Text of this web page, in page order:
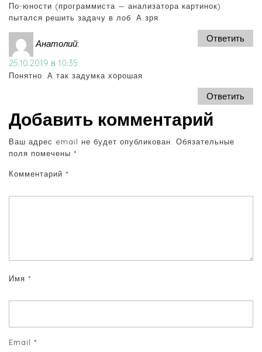
По-юности (программиста — анализатора картинок)
пытался решить задачу в лоб. А зря.
Ответить
Анатолий:
25.10.2019 в 10:35
Понятно. А так задумка хорошая.
Ответить
Добавить комментарий
Ваш адрес email не будет опубликован.
Обязательные
поля помечены *
Комментарий *
Имя *
Email *